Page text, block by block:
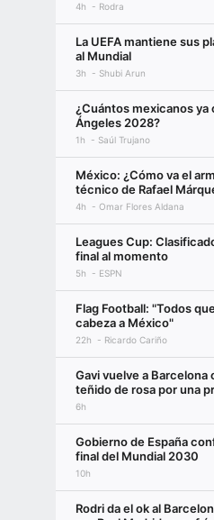
4h Rodra
La UEFA mantiene sus
al Mundial
3h Shubi Arun
¿Cuántos mexicanos ya
Ángeles 2028?
1h Saúl Trujano
México: ¿Cómo va el
técnico de Rafael
4h Omar Flores Aldana
Leagues Cup:
final al momento
5h ESPN
Flag Football: "Todos
cabeza a México"
22h Ricardo Cariño
Gavi vuelve a Barcelona
teñido de rosa por una
6h
Gobierno de España
final del Mundial 2030
10h
Rodri da el ok al